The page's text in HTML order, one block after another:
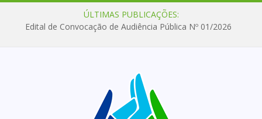
ÚLTIMAS PUBLICAÇÕES:
Edital de Convocação de Audiência Pública Nº 01/2026